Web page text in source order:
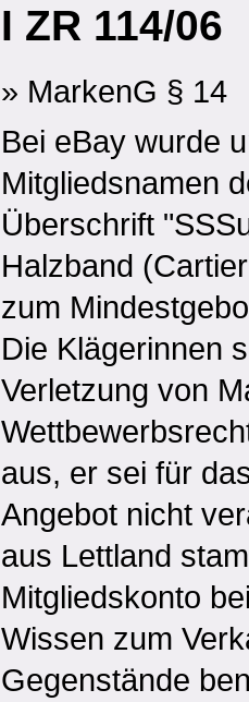
I ZR 114/06
» MarkenG § 14
Bei eBay wurde
Mitgliedsnamen
Überschrift
Halzband
zum
Die Klägerinnen
Verletzung von
aus, er sei für
Angebot nicht
aus Lettland
Mitgliedskonto
Wissen zum
Gegenstände